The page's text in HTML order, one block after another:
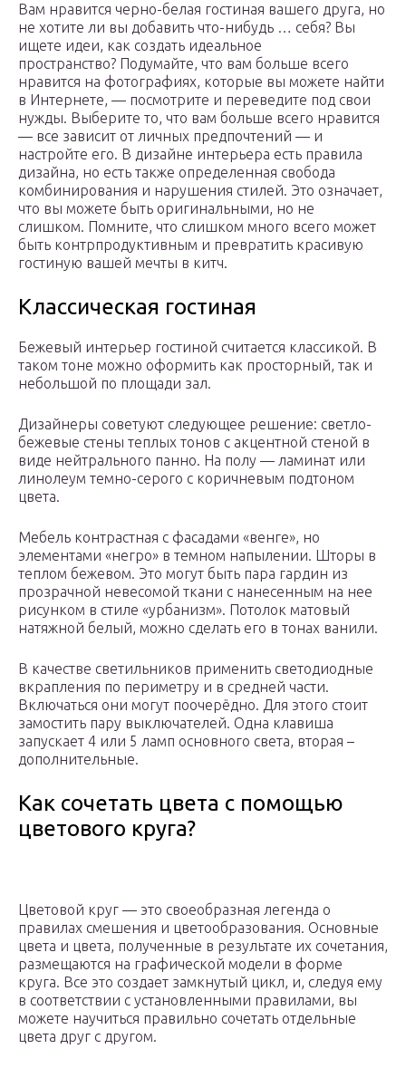
Вам нравится черно-белая гостиная вашего друга, но
не хотите ли вы добавить что-нибудь … себя? Вы
ищете идеи, как создать идеальное
пространство? Подумайте, что вам больше всего
нравится на фотографиях, которые вы можете найти
в Интернете, — посмотрите и переведите под свои
нужды. Выберите то, что вам больше всего нравится
— все зависит от личных предпочтений — и
настройте его. В дизайне интерьера есть правила
дизайна, но есть также определенная свобода
комбинирования и нарушения стилей. Это означает,
что вы можете быть оригинальными, но не
слишком. Помните, что слишком много всего может
быть контрпродуктивным и превратить красивую
гостиную вашей мечты в китч.
Классическая гостиная
Бежевый интерьер гостиной считается классикой. В
таком тоне можно оформить как просторный, так и
небольшой по площади зал.
Дизайнеры советуют следующее решение: светло-
бежевые стены теплых тонов с акцентной стеной в
виде нейтрального панно. На полу — ламинат или
линолеум темно-серого с коричневым подтоном
цвета.
Мебель контрастная с фасадами «венге», но
элементами «негро» в темном напылении. Шторы в
теплом бежевом. Это могут быть пара гардин из
прозрачной невесомой ткани с нанесенным на нее
рисунком в стиле «урбанизм». Потолок матовый
натяжной белый, можно сделать его в тонах ванили.
В качестве светильников применить светодиодные
вкрапления по периметру и в средней части.
Включаться они могут поочерёдно. Для этого стоит
замостить пару выключателей. Одна клавиша
запускает 4 или 5 ламп основного света, вторая –
дополнительные.
Как сочетать цвета с помощью
цветового круга?
Цветовой круг — это своеобразная легенда о
правилах смешения и цветообразования. Основные
цвета и цвета, полученные в результате их сочетания,
размещаются на графической модели в форме
круга. Все это создает замкнутый цикл, и, следуя ему
в соответствии с установленными правилами, вы
можете научиться правильно сочетать отдельные
цвета друг с другом.